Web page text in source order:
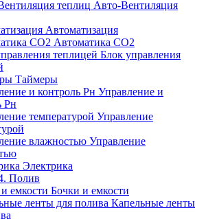
Авто-Вентиляция
Автоматизация
Автоматика СО2
Блок управления
Таймеры
Управление и
Рн
Управление
Управление
Электрика
Полив
Бочки и емкости
Капельные ленты